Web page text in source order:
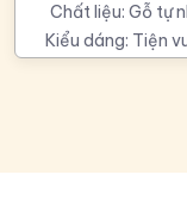
Chất liệu: Gỗ tự
cao cấp
Kiểu dáng: Tiện